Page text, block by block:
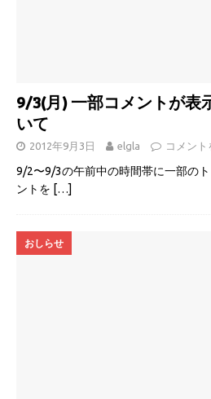
9/3(月) 一部コメントが表
いて
2012年9月3日 elgla コメント
9/2〜9/3の午前中の時間帯に一部の
ントを […]
おしらせ